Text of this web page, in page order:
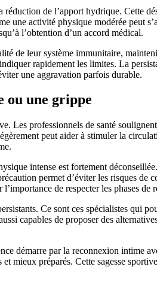
de l’apport hydrique. Cette
une activité physique modérée peut
l’obtention d’un accord médical.
de leur système immunitaire,
rapidement les limites. La
une aggravation parfois durable.
ou une grippe
Les professionnels de santé
peut aider à stimuler la
intense est fortement
permet d’éviter les risques de
de respecter les phases de
Ce sont ces spécialistes qui
capables de proposer des
démarre par la reconnexion intime
mieux préparés. Cette sagesse